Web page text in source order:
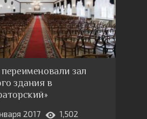
«незаконных
зал
здания в
2017
1,502